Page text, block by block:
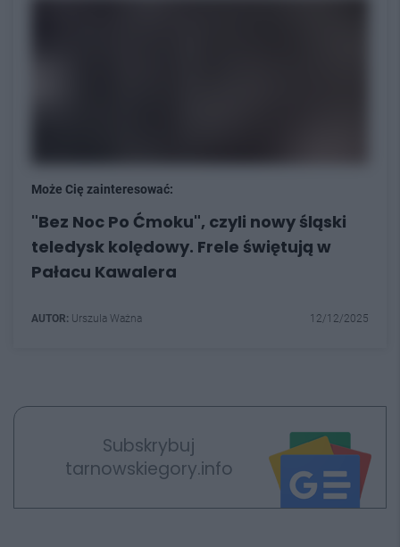
Może Cię zainteresować:
"Bez Noc Po Ćmoku", czyli nowy śląski
teledysk kolędowy. Frele świętują w
Pałacu Kawalera
AUTOR: Urszula Ważna 12/12/2025
Subskrybuj
tarnowskiegory.info